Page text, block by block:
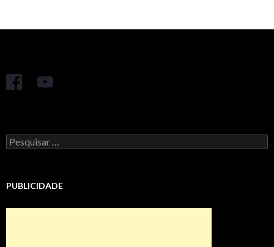
Pesquisar
por:
PUBLICIDADE